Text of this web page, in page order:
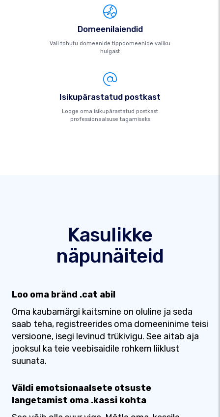
Domeenilaiendid
Vali tohutu domeenide tippdomeenide valiku
hulgast
Isikupärastatud postkast
Looge oma isikupärastatud postkast
professionaalsuse tagamiseks
Kasulikke
näpunäiteid
Loo oma bränd .cat abil
Oma kaubamärgi kaitsmine on oluline ja seda
saab teha, registreerides oma domeeninime teisi
versioone, isegi levinud trükivigu. See aitab aja
jooksul ka teie veebisaidile rohkem liiklust
suunata.
Väldi emotsionaalsete otsuste
langetamist oma .kassi kohta